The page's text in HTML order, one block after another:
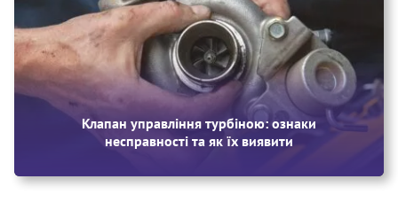
Клапан управління турбіною: ознаки
несправності та як їх виявити